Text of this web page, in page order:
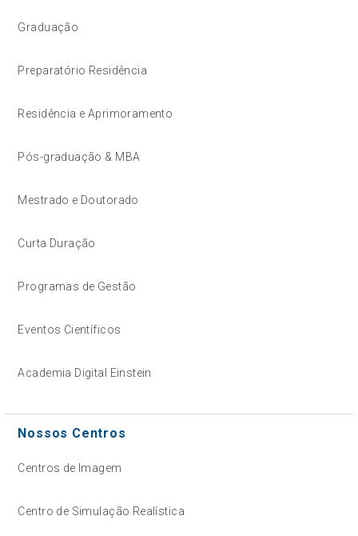
Graduação
Preparatório Residência
Residência e Aprimoramento
Pós-graduação & MBA
Mestrado e Doutorado
Curta Duração
Programas de Gestão
Eventos Científicos
Academia Digital Einstein
Nossos Centros
Centros de Imagem
Centro de Simulação Realística